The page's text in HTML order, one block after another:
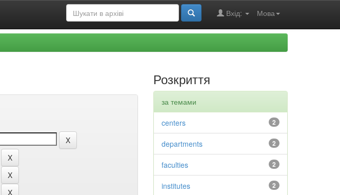
Мова
Вхід:
Розкриття
за темами
2
centers
2
departments
2
faculties
2
institutes